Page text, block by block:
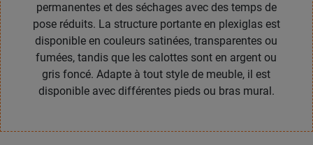
permanentes et des séchages avec des temps de
pose réduits. La structure portante en plexiglas est
disponible en couleurs satinées, transparentes ou
fumées, tandis que les calottes sont en argent ou
gris foncé. Adapte à tout style de meuble, il est
disponible avec différentes pieds ou bras mural.